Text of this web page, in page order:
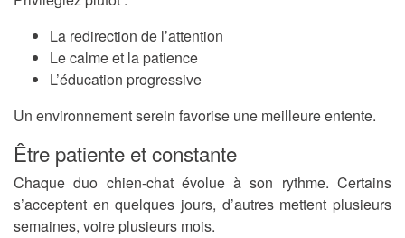
La redirection de l’attention
Le calme et la patience
L’éducation progressive
Un environnement serein favorise une meilleure entente.
Être patiente et constante
Chaque duo chien-chat évolue à son rythme. Certains
s’acceptent en quelques jours, d’autres mettent plusieurs
semaines, voire plusieurs mois.